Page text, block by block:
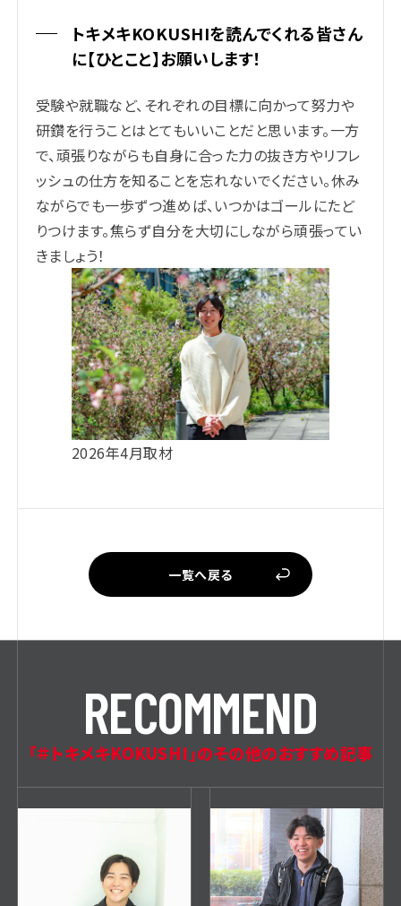
トキメキKOKUSHIを読んでくれる皆さん
に【ひとこと】お願いします！
2026年4月取材
受験や就職など、それぞれの目標に向かって努力や
研鑽を行うことはとてもいいことだと思います。一方
で、頑張りながらも自身に合った力の抜き方やリフレ
ッシュの仕方を知ることを忘れないでください。休み
ながらでも一歩ずつ進めば、いつかはゴールにたど
りつけます。焦らず自分を大切にしながら頑張ってい
きましょう！
一覧へ戻る
RECOMMEND
「＃トキメキKOKUSHI」のその他のおすすめ記事